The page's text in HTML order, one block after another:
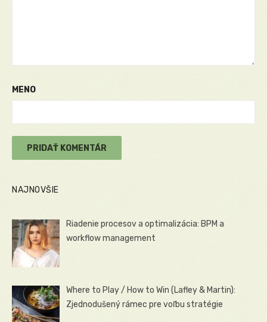
MENO
NAJNOVŠIE
Riadenie procesov a optimalizácia: BPM a
workflow management
Where to Play / How to Win (Lafley & Martin):
Zjednodušený rámec pre voľbu stratégie